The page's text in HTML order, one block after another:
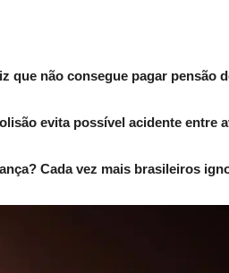
que não consegue pagar pensão
evita possível acidente entre
Cada vez mais brasileiros